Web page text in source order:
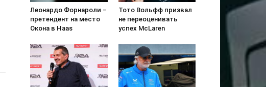
Леонардо Форнароли –
претендент на место
Окона в Haas
Тото Вольфф призвал
не переоценивать
успех McLaren